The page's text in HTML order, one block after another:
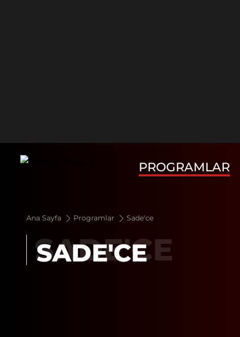
PROGRAMLAR
Ana Sayfa Programlar Sade'ce
SADE'CE